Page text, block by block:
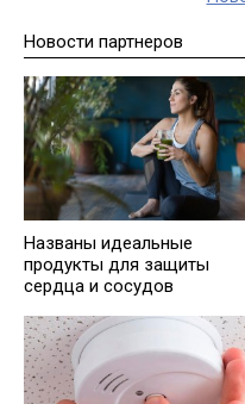
Новости партнеров
Названы идеальные
продукты для защиты
сердца и сосудов